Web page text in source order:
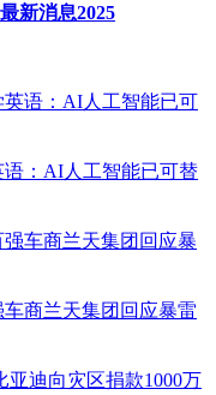
新消息2025
：AI人工智能已可替
商兰天集团回应暴雷